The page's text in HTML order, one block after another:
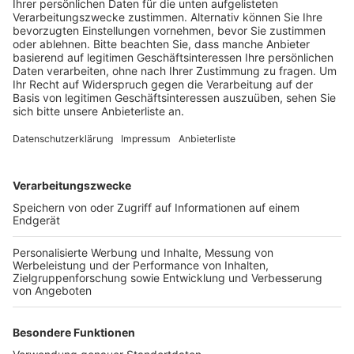
aus Kerpen, Bergheim und Bedburg das Leben
leichter machen könnte.
Veröffentlicht:Donnerstag, 21.03.2019 06:05
Anzeige
teurem Problem. Denn in Bergheim gibt es viele
klassische Bahnübergänge, die bei einer Umwandlung
der Strecke in eine S-Bahn-Linie besonders gesichert
werden müssen. Und das kostet. Deshalb gibt es
Überlegungen, sie ersatzlos zu streichen oder Brücken
zu bauen. Als Grundlage werden Vertreter vom
Nahverkehr Rheinland und der Bahn über den
den konkreten Sachstand zu den einzelnen